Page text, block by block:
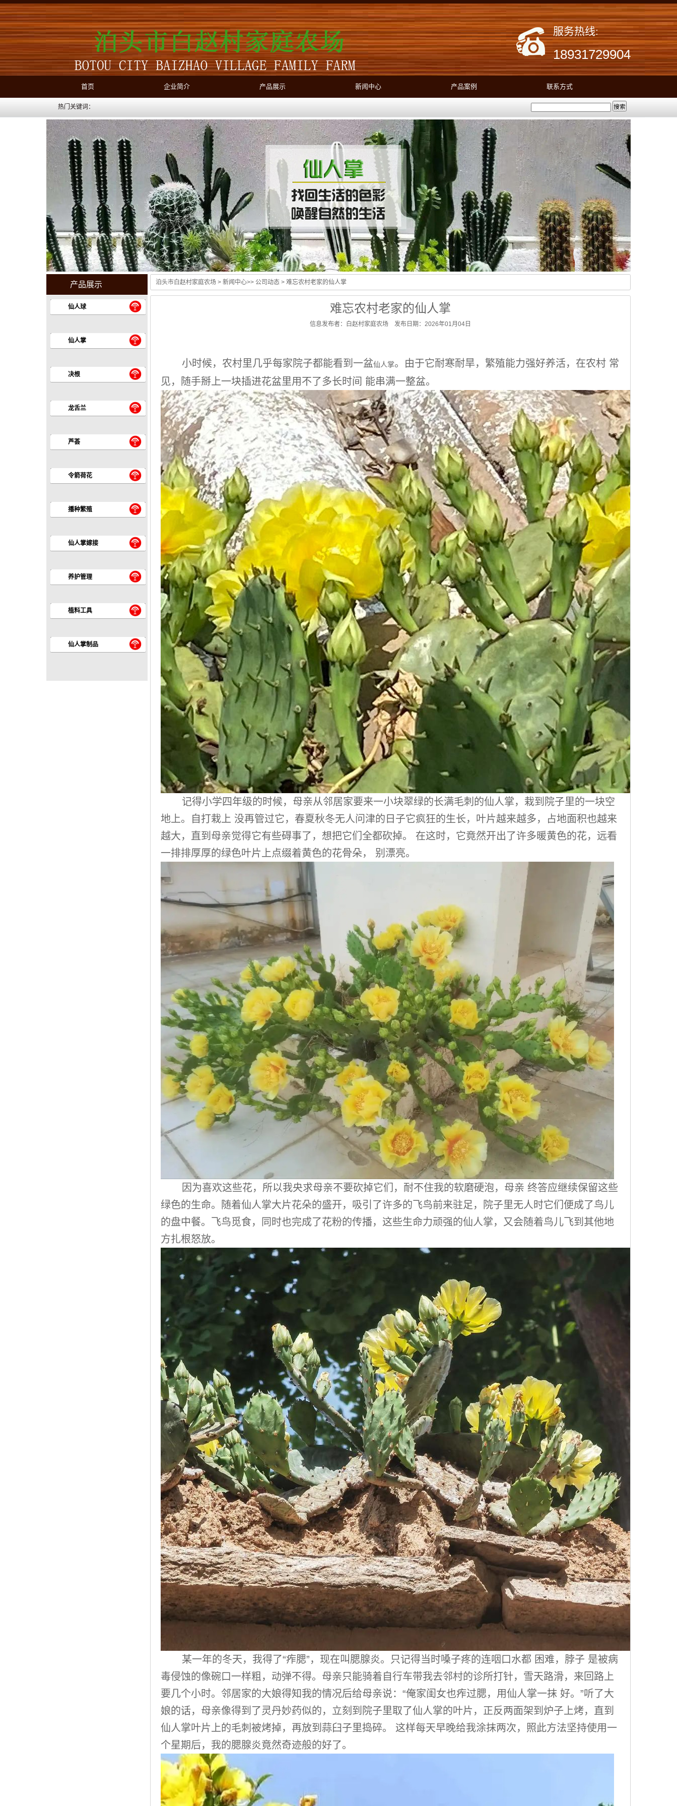
服务热线:
18931729904
首页 企业简介 产品展示 新闻中心 产品案例 联系方式
搜索
热门关键词：
产品展示
仙人球
仙人掌
决根
龙舌兰
芦荟
令箭荷花
播种繁殖
仙人掌嫁接
养护管理
植料工具
仙人掌制品
泊头市白赵村家庭农场 > 新闻中心>> 公司动态 > 难忘农村老家的仙人掌
难忘农村老家的仙人掌
信息发布者：白赵村家庭农场 发布日期：2026年01月04日
小时候，农村里几乎每家院子都能看到一盆仙人掌。由于它耐寒耐旱，繁殖能力强好养活，在农村 常
见，随手掰上一块插进花盆里用不了多长时间 能串满一整盆。
记得小学四年级的时候，母亲从邻居家要来一小块翠绿的长满毛刺的仙人掌，栽到院子里的一块空
地上。自打栽上 没再管过它，春夏秋冬无人问津的日子它疯狂的生长，叶片越来越多，占地面积也越来
越大，直到母亲觉得它有些碍事了，想把它们全都砍掉。 在这时，它竟然开出了许多暖黄色的花，远看
一排排厚厚的绿色叶片上点缀着黄色的花骨朵， 别漂亮。
因为喜欢这些花，所以我央求母亲不要砍掉它们，耐不住我的软磨硬泡，母亲 终答应继续保留这些
绿色的生命。随着仙人掌大片花朵的盛开，吸引了许多的飞鸟前来驻足，院子里无人时它们便成了鸟儿
的盘中餐。飞鸟觅食，同时也完成了花粉的传播，这些生命力顽强的仙人掌，又会随着鸟儿飞到其他地
方扎根怒放。
某一年的冬天，我得了“痄腮”，现在叫腮腺炎。只记得当时嗓子疼的连咽口水都 困难，脖子 是被病
毒侵蚀的像碗口一样粗，动弹不得。母亲只能骑着自行车带我去邻村的诊所打针，雪天路滑，来回路上
要几个小时。邻居家的大娘得知我的情况后给母亲说：“俺家闺女也痄过腮，用仙人掌一抹 好。”听了大
娘的话，母亲像得到了灵丹妙药似的，立刻到院子里取了仙人掌的叶片，正反两面架到炉子上烤，直到
仙人掌叶片上的毛刺被烤掉，再放到蒜臼子里捣碎。 这样每天早晚给我涂抹两次，照此方法坚持使用一
个星期后，我的腮腺炎竟然奇迹般的好了。